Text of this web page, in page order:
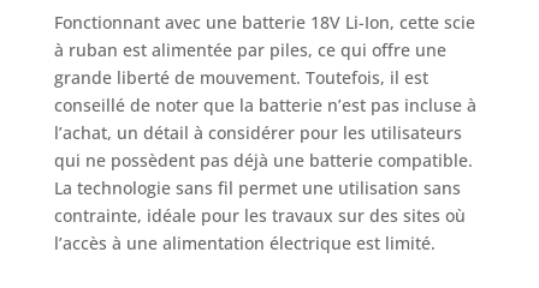
Fonctionnant avec une batterie 18V Li-Ion, cette scie
à ruban est alimentée par piles, ce qui offre une
grande liberté de mouvement. Toutefois, il est
conseillé de noter que la batterie n’est pas incluse à
l’achat, un détail à considérer pour les utilisateurs
qui ne possèdent pas déjà une batterie compatible.
La technologie sans fil permet une utilisation sans
contrainte, idéale pour les travaux sur des sites où
l’accès à une alimentation électrique est limité.